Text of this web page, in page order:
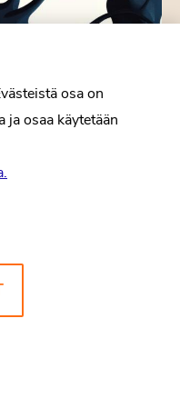
laajalti käyttöön
ihmisen
säätelee kaksi
osa on
osaa käytetään